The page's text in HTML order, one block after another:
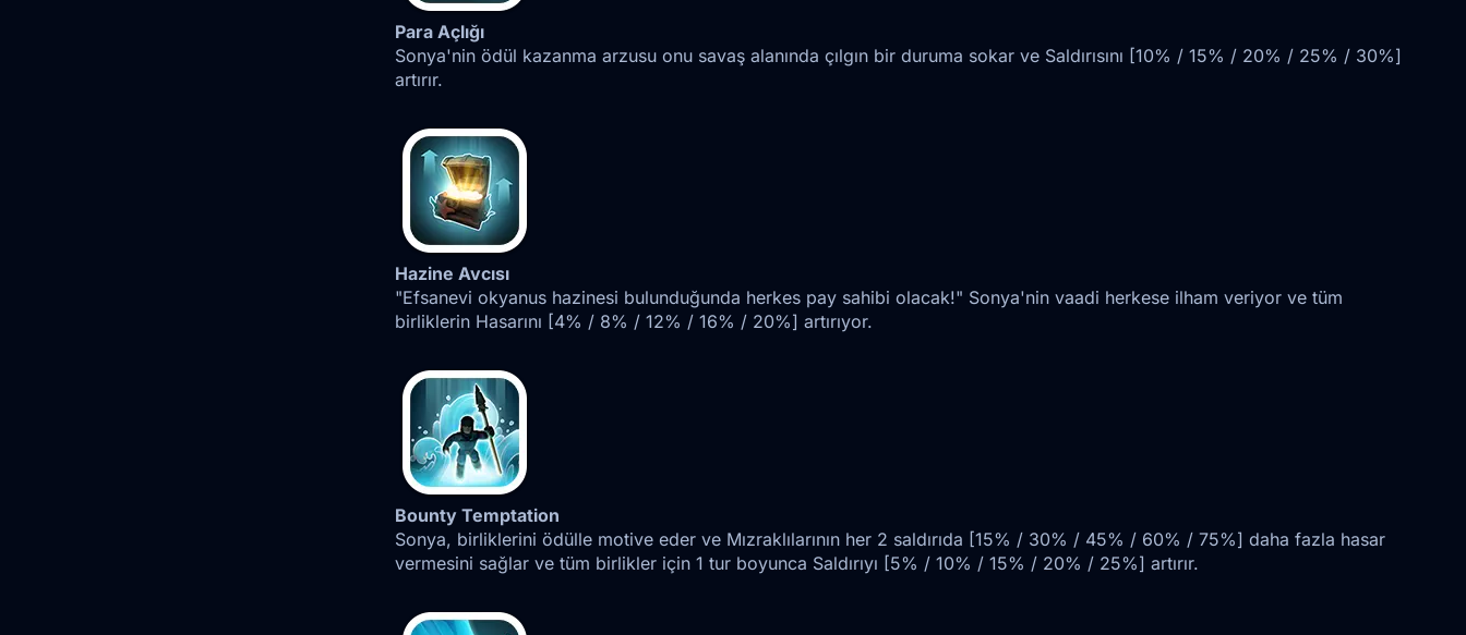
Para Açlığı
Sonya'nin ödül kazanma arzusu onu savaş alanında çılgın bir duruma sokar ve Saldırısını [10% / 15% / 20% / 25% / 30%]
artırır.
Hazine Avcısı
"Efsanevi okyanus hazinesi bulunduğunda herkes pay sahibi olacak!" Sonya'nin vaadi herkese ilham veriyor ve tüm
birliklerin Hasarını [4% / 8% / 12% / 16% / 20%] artırıyor.
Bounty Temptation
Sonya, birliklerini ödülle motive eder ve Mızraklılarının her 2 saldırıda [15% / 30% / 45% / 60% / 75%] daha fazla hasar
vermesini sağlar ve tüm birlikler için 1 tur boyunca Saldırıyı [5% / 10% / 15% / 20% / 25%] artırır.